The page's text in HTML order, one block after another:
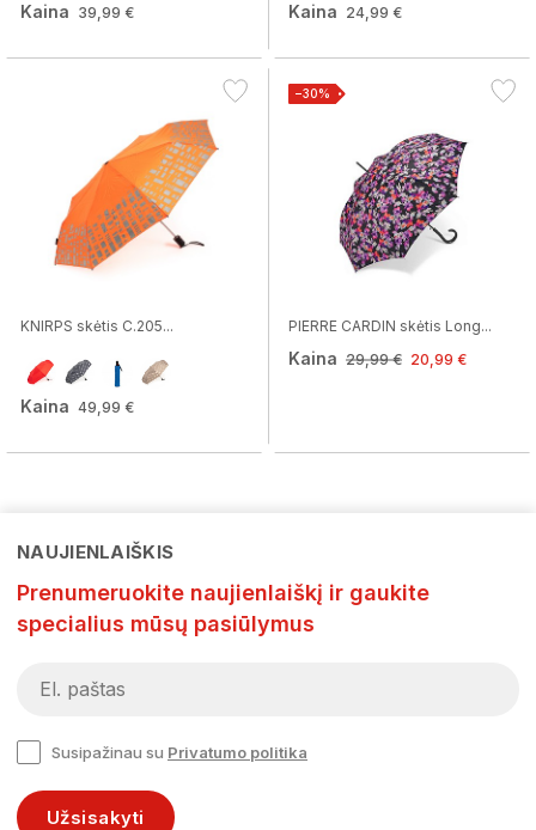
Kaina 39,99 € Kaina 24,99 €
KNIRPS skėtis C.205...
Kaina 49,99 €
−30%
PIERRE CARDIN skėtis Long...
Kaina 29,99 € 20,99 €
NAUJIENLAIŠKIS
Prenumeruokite naujienlaiškį ir gaukite
specialius mūsų pasiūlymus
Susipažinau su Privatumo politika
Užsisakyti